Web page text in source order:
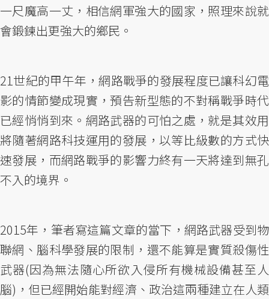
一尺魔高一丈，相信網軍強大的國家，照理來說就
會鍛鍊出更強大的鄉民。
21世紀的甲午年，網路戰爭的發展程度已讓科幻電
影的情節變成現實，預告新型態的不對稱戰爭時代
已經悄悄到來。網路武器的可怕之處，就是其效用
將隨著網路科技運用的發展，以等比級數的方式快
速發展，而網路戰爭的影響力終有一天將達到無孔
不入的境界。
2015年，筆者寫這篇文章的當下，網路武器受到物
聯網、腦科學發展的限制，還不能算是實質殺傷性
武器(因為無法隨心所欲入侵所有機械設備甚至人
腦)，但已經開始能對經濟、政治這兩種建立在人類